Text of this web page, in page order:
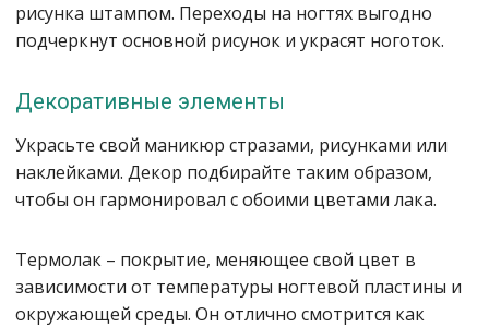
рисунка штампом. Переходы на ногтях выгодно
подчеркнут основной рисунок и украсят ноготок.
Декоративные элементы
Украсьте свой маникюр стразами, рисунками или
наклейками. Декор подбирайте таким образом,
чтобы он гармонировал с обоими цветами лака.
Термолак – покрытие, меняющее свой цвет в
зависимости от температуры ногтевой пластины и
окружающей среды. Он отлично смотрится как